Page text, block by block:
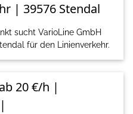
| 39576 Stendal
sucht VarioLine GmbH
für den Linienverkehr.
20 €/h |